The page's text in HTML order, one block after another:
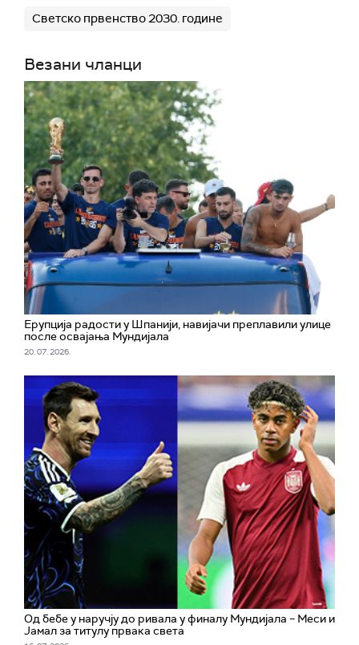
Светско првенство 2030. године
Везани чланци
Ерупција радости у Шпанији, навијачи преплавили улице
после освајања Мундијала
20. 07. 2026.
Од бебе у наручју до ривала у финалу Мундијала – Меси и
Јамал за титулу првака света